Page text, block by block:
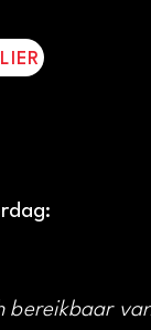
bereikbaar